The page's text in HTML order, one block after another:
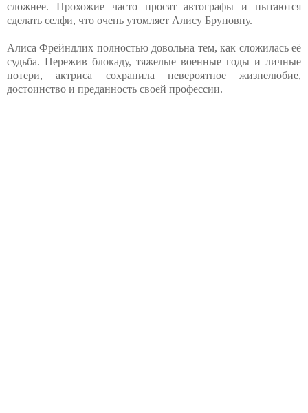
сложнее. Прохожие часто просят автографы и пытаются
сделать селфи, что очень утомляет Алису Бруновну.
Алиса Фрейндлих полностью довольна тем, как сложилась её
судьба. Пережив блокаду, тяжелые военные годы и личные
потери, актриса сохранила невероятное жизнелюбие,
достоинство и преданность своей профессии.